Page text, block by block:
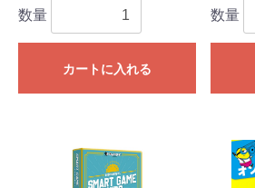
数量
カートに入れる
数量